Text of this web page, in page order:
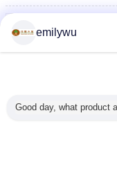
φύλλων
με το
Μαύρος
emilywu
Good day, what product